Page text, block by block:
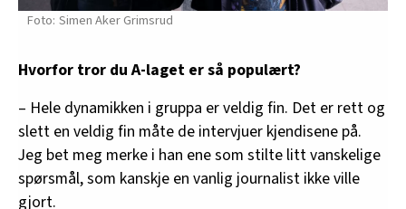
Simen Aker Grimsrud
Hvorfor tror du A-laget er så populært?
– Hele dynamikken i gruppa er veldig fin. Det er rett og
slett en veldig fin måte de intervjuer kjendisene på.
Jeg bet meg merke i han ene som stilte litt vanskelige
spørsmål, som kanskje en vanlig journalist ikke ville
gjort.